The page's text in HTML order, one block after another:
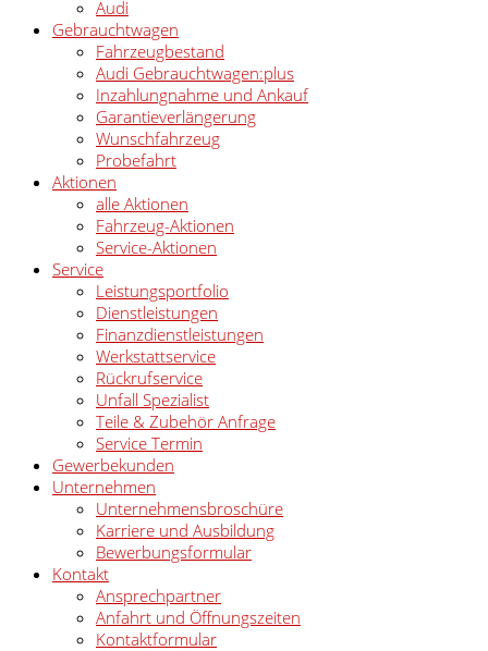
Audi
Gebrauchtwagen
Fahrzeugbestand
Audi Gebrauchtwagen:plus
Inzahlungnahme und Ankauf
Garantieverlängerung
Wunschfahrzeug
Probefahrt
Aktionen
alle Aktionen
Fahrzeug-Aktionen
Service-Aktionen
Service
Leistungsportfolio
Dienstleistungen
Finanzdienstleistungen
Werkstattservice
Rückrufservice
Unfall Spezialist
Teile & Zubehör Anfrage
Service Termin
Gewerbekunden
Unternehmen
Unternehmensbroschüre
Karriere und Ausbildung
Bewerbungsformular
Kontakt
Ansprechpartner
Anfahrt und Öffnungszeiten
Kontaktformular